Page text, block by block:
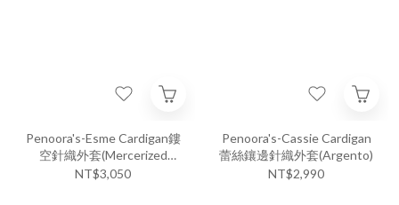
Penoora's-Esme Cardigan鏤
空針織外套(Mercerized
Natural)
NT$3,050
Penoora's-Cassie Cardigan
蕾絲鑲邊針織外套(Argento)
NT$2,990